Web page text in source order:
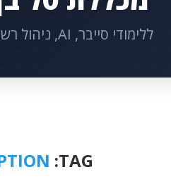
ללימודי סייבר, AI, ניהול רשתות ותקשורת
TAG: